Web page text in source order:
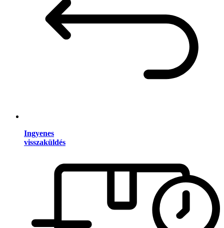
Ingyenes
visszaküldés